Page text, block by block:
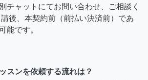
チャットにてお問い合わせ、ご相談く
後、本契約前（前払い決済前）であ
能です。
スンを依頼する流れは？